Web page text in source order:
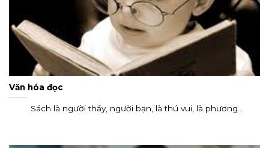
Văn hóa đọc
Sách là người thầy, người bạn, là thú vui, là phương...